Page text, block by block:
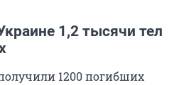
1,2 тысячи тел
1200 погибших